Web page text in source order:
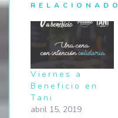
RELACIONADO
Viernes a
Beneficio en
Tani
abril 15, 2019